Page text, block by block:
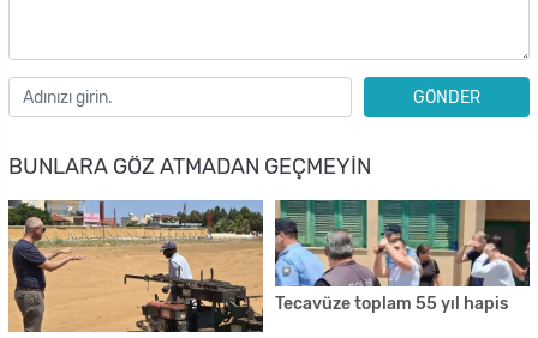
GÖNDER
BUNLARA GÖZ ATMADAN GEÇMEYIN
Tecavüze toplam 55 yıl hapis